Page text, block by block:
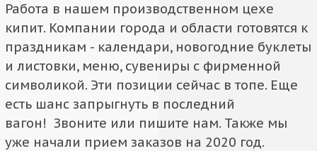
Работа в нашем производственном цехе
кипит. Компании города и области готовятся к
праздникам - календари, новогодние буклеты
и листовки, меню, сувениры с фирменной
символикой. Эти позиции сейчас в топе. Еще
есть шанс запрыгнуть в последний
вагон! Звоните или пишите нам. Также мы
уже начали прием заказов на 2020 год.